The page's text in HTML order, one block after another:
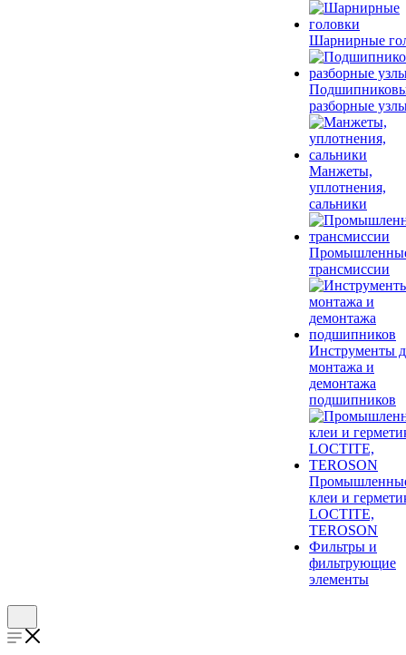
Шарнирные
разборные
Манжеты,
уплотнения,
сальники
трансмиссии
Инструменты
монтажа и
демонтажа
подшипников
клеи и
LOCTITE,
TEROSON
Фильтры и
фильтрующие
элементы